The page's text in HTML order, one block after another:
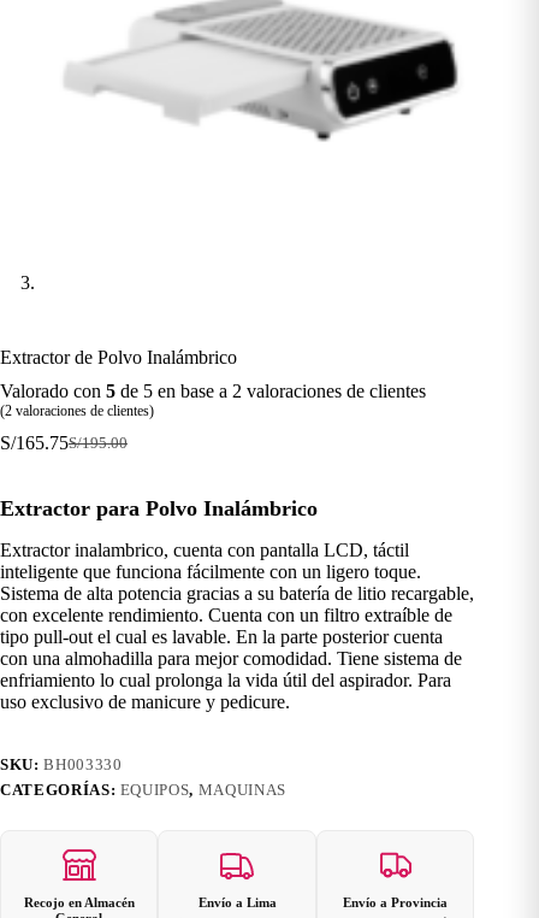
Extractor de Polvo Inalámbrico
Valorado con 5 de 5 en base a 2 valoraciones de clientes
(2 valoraciones de clientes)
S/195.00
El
era:
S/195.00.
S/165.75El
es:
S/165.75.
Extractor para Polvo Inalámbrico
Extractor inalambrico, cuenta con pantalla LCD, táctil
inteligente que funciona fácilmente con un ligero toque.
Sistema de alta potencia gracias a su batería de litio recargable,
con excelente rendimiento. Cuenta con un filtro extraíble de
tipo pull-out el cual es lavable. En la parte posterior cuenta
con una almohadilla para mejor comodidad. Tiene sistema de
enfriamiento lo cual prolonga la vida útil del aspirador. Para
uso exclusivo de manicure y pedicure.
SKU:BH003330
CATEGORÍAS: EQUIPOS, MAQUINAS
Recojo en Almacén
Envío a Lima Envío a Provincia